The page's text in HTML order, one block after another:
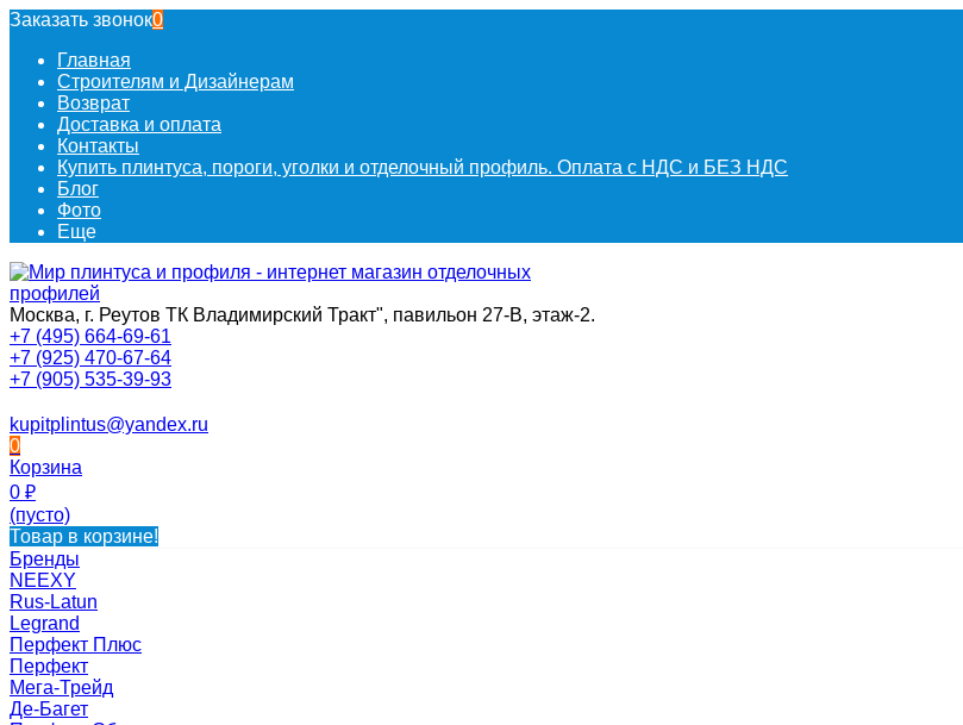
Заказать звонок0
Главная
Строителям и Дизайнерам
Возврат
Доставка и оплата
Контакты
Купить плинтуса, пороги, уголки и отделочный профиль. Оплата с НДС и БЕЗ НДС
Блог
Фото
Еще
Москва, г. Реутов ТК Владимирский Тракт", павильон 27-В, этаж-2.
+7 (495) 664-69-61
+7 (925) 470-67-64
+7 (905) 535-39-93
kupitplintus@yandex.ru
0
Корзина
0 ₽
(пусто)
Товар в корзине!
Бренды
NEEXY
Rus-Latun
Legrand
Перфект Плюс
Перфект
Мега-Трейд
Де-Багет